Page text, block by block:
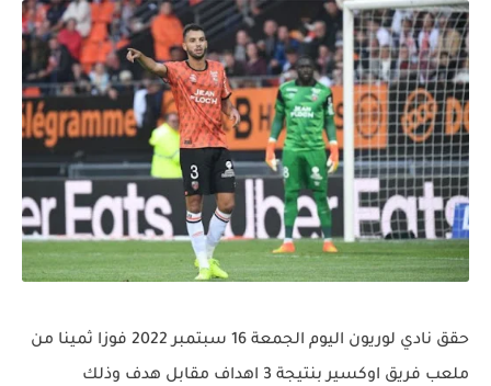
حقق نادي لوريون اليوم الجمعة 16 سبتمبر 2022 فوزا ثمينا من
ملعب فريق اوكسير بنتيجة 3 اهداف مقابل هدف وذلك